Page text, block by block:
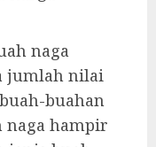
naga
jumlah nilai
buahan
naga hampir